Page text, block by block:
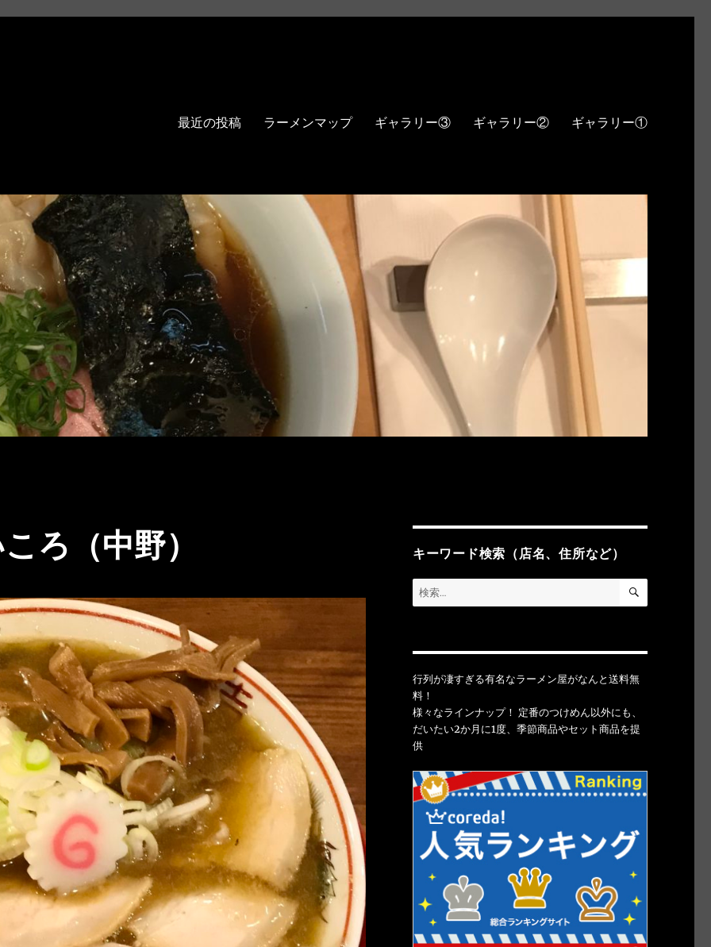
最近の投稿 ラーメンマップ ギャラリー③ ギャラリー② ギャラリー①
ろ（中野） キーワード検索（店名、住所など）
検
索:
検
行列が凄すぎる有名なラーメン屋がなんと送料無
料！
様々なラインナップ！ 定番のつけめん以外にも、
だいたい2か月に1度、季節商品やセット商品を提
供